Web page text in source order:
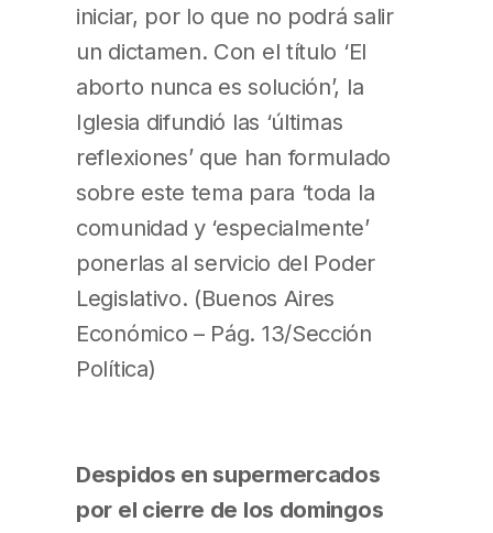
iniciar, por lo que no podrá salir
un dictamen. Con el título ‘El
aborto nunca es solución’, la
Iglesia difundió las ‘últimas
reflexiones’ que han formulado
sobre este tema para ‘toda la
comunidad y ‘especialmente’
ponerlas al servicio del Poder
Legislativo. (Buenos Aires
Económico – Pág. 13/Sección
Política)
Despidos en supermercados
por el cierre de los domingos